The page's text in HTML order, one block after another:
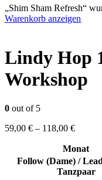
„Shim Sham Refresh“
Warenkorb anzeigen
Lindy Hop
Workshop
0 out of 5
59,00 € – 118,00 €
Monat
Follow (Dame) /
Tanzpaar